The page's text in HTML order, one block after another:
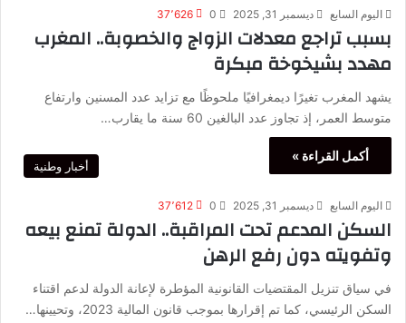
اليوم السابع ديسمبر 31, 2025 0 37٬626
بسبب تراجع معدلات الزواج والخصوبة.. المغرب
مهدد بشيخوخة مبكرة
يشهد المغرب تغيرًا ديمغرافيًا ملحوظًا مع تزايد عدد المسنين وارتفاع
متوسط العمر، إذ تجاوز عدد البالغين 60 سنة ما يقارب…
أكمل القراءة »
أخبار وطنية
اليوم السابع ديسمبر 31, 2025 0 37٬612
السكن المدعم تحت المراقبة.. الدولة تمنع بيعه
وتفويته دون رفع الرهن
في سياق تنزيل المقتضيات القانونية المؤطرة لإعانة الدولة لدعم اقتناء
السكن الرئيسي، كما تم إقرارها بموجب قانون المالية 2023، وتحيينها…